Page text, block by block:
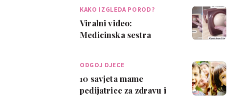
KAKO IZGLEDA POROD?
Viralni video:
Medicinska sestra
por…
ODGOJ DJECE
10 savjeta mame
pedijatrice za zdravu i